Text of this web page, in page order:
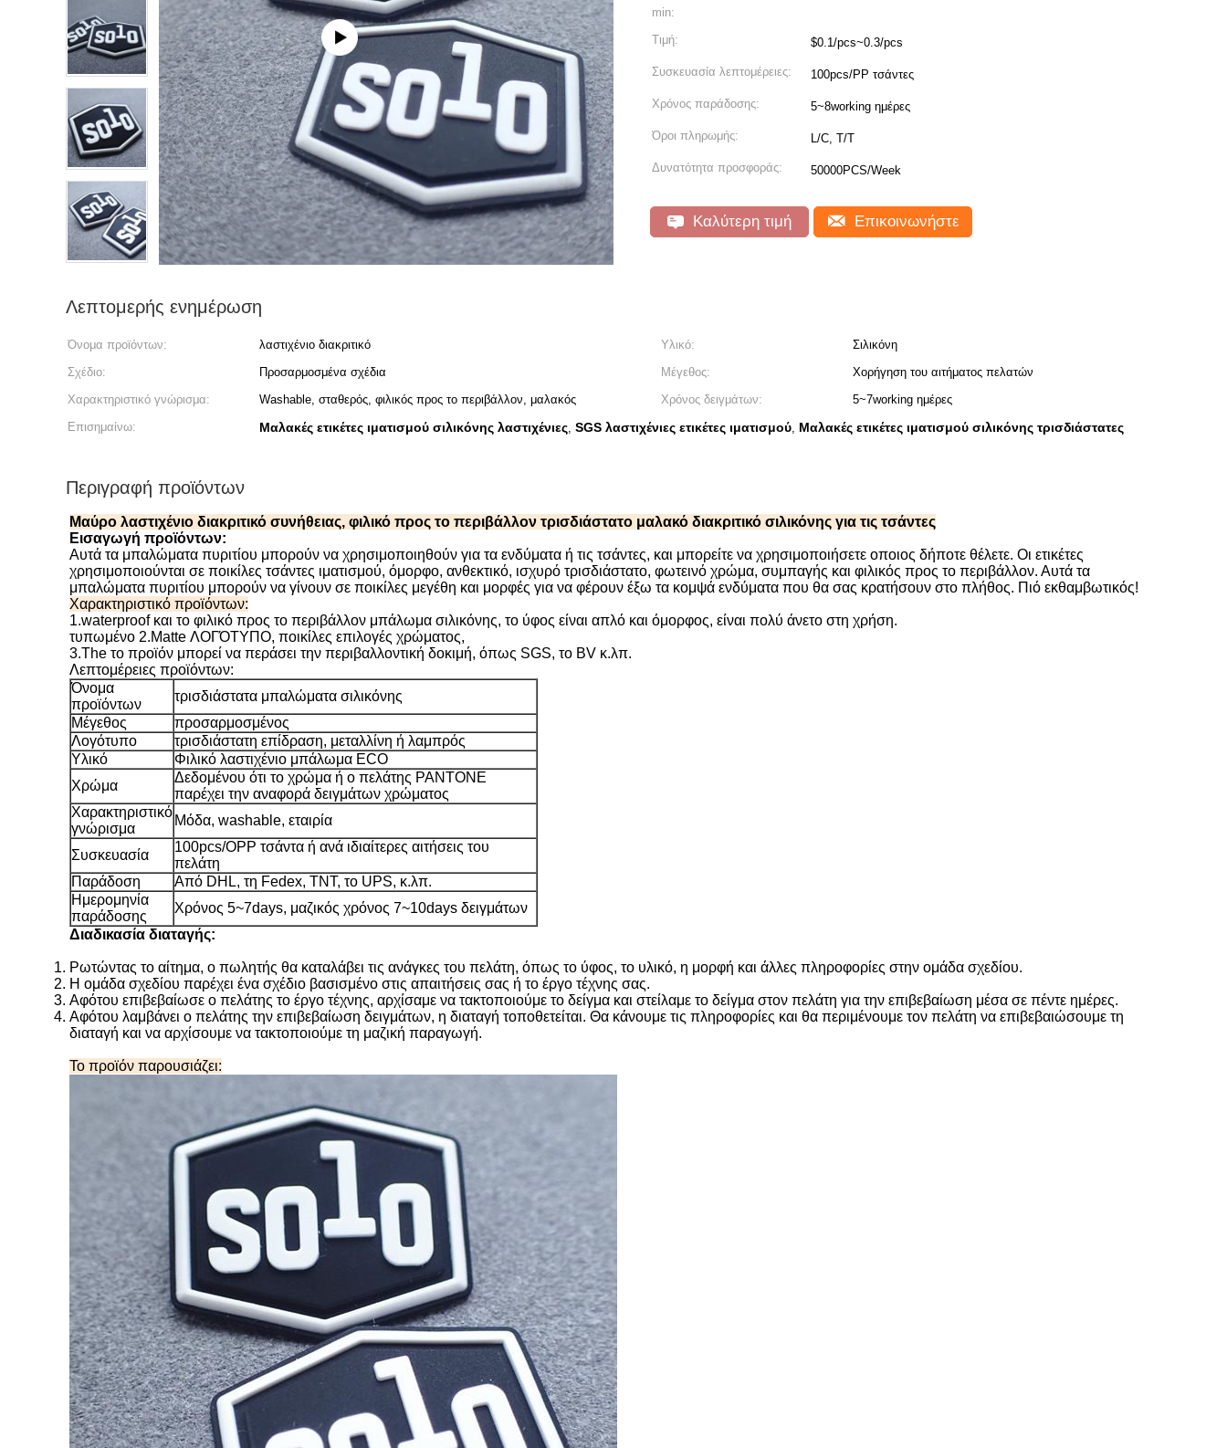
min:
Τιμή: $0.1/pcs~0.3/pcs
Συσκευασία λεπτομέρειες: 100pcs/PP τσάντες
Χρόνος παράδοσης: 5~8working ημέρες
Όροι πληρωμής: L/C, T/T
Δυνατότητα προσφοράς: 50000PCS/Week
Καλύτερη τιμή Επικοινωνήστε
Λεπτομερής ενημέρωση
Όνομα προϊόντων: λαστιχένιο διακριτικό Υλικό:
Σιλικόνη
Σχέδιο:
Προσαρμοσμένα σχέδια Μέγεθος:
Χορήγηση του αιτήματος πελατών
Χαρακτηριστικό γνώρισμα:
Washable, σταθερός, φιλικός προς το περιβάλλον, μαλακός Χρόνος δειγμάτων:
5~7working ημέρες
Επισημαίνω:
Μαλακές ετικέτες ιματισμού σιλικόνης λαστιχένιες, SGS λαστιχένιες ετικέτες ιματισμού, Μαλακές ετικέτες ιματισμού σιλικόνης τρισδιάστατες
Περιγραφή προϊόντων
Μαύρο λαστιχένιο διακριτικό συνήθειας, φιλικό προς το περιβάλλον τρισδιάστατο μαλακό διακριτικό σιλικόνης για τις τσάντες
Εισαγωγή προϊόντων:
Αυτά τα μπαλώματα πυριτίου μπορούν να χρησιμοποιηθούν για τα ενδύματα ή τις τσάντες, και μπορείτε να χρησιμοποιήσετε οποιος δήποτε θέλετε. Οι ετικέτες
χρησιμοποιούνται σε ποικίλες τσάντες ιματισμού, όμορφο, ανθεκτικό, ισχυρό τρισδιάστατο, φωτεινό χρώμα, συμπαγής και φιλικός προς το περιβάλλον. Αυτά τα
μπαλώματα πυριτίου μπορούν να γίνουν σε ποικίλες μεγέθη και μορφές για να φέρουν έξω τα κομψά ενδύματα που θα σας κρατήσουν στο πλήθος. Πιό εκθαμβωτικός!
Χαρακτηριστικό προϊόντων:
1.waterproof και το φιλικό προς το περιβάλλον μπάλωμα σιλικόνης, το ύφος είναι απλό και όμορφος, είναι πολύ άνετο στη χρήση.
τυπωμένο 2.Matte ΛΟΓΌΤΥΠΟ, ποικίλες επιλογές χρώματος,
3.The το προϊόν μπορεί να περάσει την περιβαλλοντική δοκιμή, όπως SGS, το BV κ.λπ.
Λεπτομέρειες προϊόντων:
Όνομα
προϊόντων
τρισδιάστατα μπαλώματα σιλικόνης
Μέγεθος
προσαρμοσμένος
Λογότυπο
τρισδιάστατη επίδραση, μεταλλίνη ή λαμπρός
Υλικό
Φιλικό λαστιχένιο μπάλωμα ECO
Χρώμα
Δεδομένου ότι το χρώμα ή ο πελάτης PANTONE
παρέχει την αναφορά δειγμάτων χρώματος
Χαρακτηριστικό
γνώρισμα
Μόδα, washable, εταιρία
Συσκευασία
100pcs/OPP τσάντα ή ανά ιδιαίτερες αιτήσεις του
πελάτη
Παράδοση
Από DHL, τη Fedex, TNT, το UPS, κ.λπ.
Ημερομηνία
παράδοσης
Χρόνος 5~7days, μαζικός χρόνος 7~10days δειγμάτων
Διαδικασία διαταγής:
Ρωτώντας το αίτημα, ο πωλητής θα καταλάβει τις ανάγκες του πελάτη, όπως το ύφος, το υλικό, η μορφή και άλλες πληροφορίες στην ομάδα σχεδίου.
Η ομάδα σχεδίου παρέχει ένα σχέδιο βασισμένο στις απαιτήσεις σας ή το έργο τέχνης σας.
Αφότου επιβεβαίωσε ο πελάτης το έργο τέχνης, αρχίσαμε να τακτοποιούμε το δείγμα και στείλαμε το δείγμα στον πελάτη για την επιβεβαίωση μέσα σε πέντε ημέρες.
Αφότου λαμβάνει ο πελάτης την επιβεβαίωση δειγμάτων, η διαταγή τοποθετείται. Θα κάνουμε τις πληροφορίες και θα περιμένουμε τον πελάτη να επιβεβαιώσουμε τη
διαταγή και να αρχίσουμε να τακτοποιούμε τη μαζική παραγωγή.
Το προϊόν παρουσιάζει: